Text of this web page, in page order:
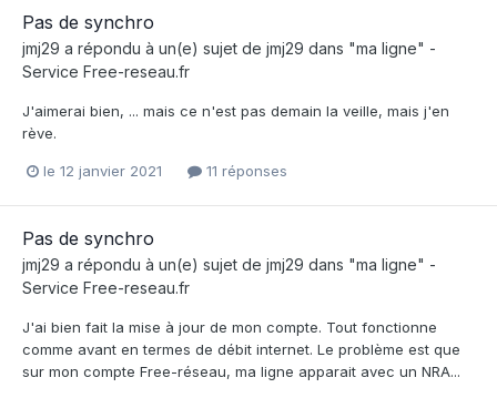
Pas de synchro
jmj29 a répondu à un(e) sujet de jmj29 dans "ma ligne" -
Service Free-reseau.fr
J'aimerai bien, ... mais ce n'est pas demain la veille, mais j'en
rève.
le 12 janvier 2021 11 réponses
Pas de synchro
jmj29 a répondu à un(e) sujet de jmj29 dans "ma ligne" -
Service Free-reseau.fr
J'ai bien fait la mise à jour de mon compte. Tout fonctionne
comme avant en termes de débit internet. Le problème est que
sur mon compte Free-réseau, ma ligne apparait avec un NRA...